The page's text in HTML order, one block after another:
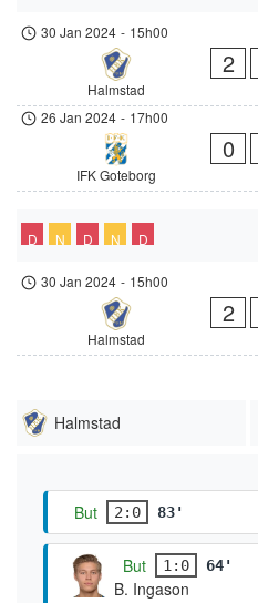
30 Jan 2024 - 15h00
Halmstad
2
26 Jan 2024 - 17h00
IFK Goteborg
0
D N D N D
30 Jan 2024 - 15h00
Halmstad
2
Halmstad
But 2:0 83'
But 1:0 64'
B. Ingason